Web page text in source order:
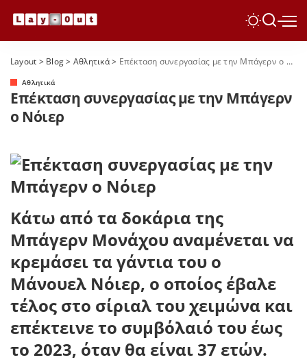
Layout > Blog> Αθλητικά> Επέκταση συνεργασίας με την Μπάγερν ο Νόιερ
Αθλητικά
Επέκταση συνεργασίας με την Μπάγερν
ο Νόιερ
Κάτω από τα δοκάρια της
Μπάγερν Μονάχου αναμένεται να
κρεμάσει τα γάντια του ο
Μάνουελ Νόιερ, ο οποίος έβαλε
τέλος στο σίριαλ του χειμώνα και
επέκτεινε το συμβόλαιό του έως
το 2023, όταν θα είναι 37 ετών.